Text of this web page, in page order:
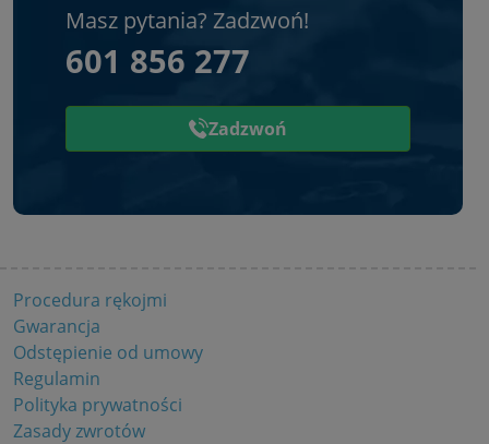
Masz pytania? Zadzwoń!
601 856 277
Zadzwoń
Procedura rękojmi
Gwarancja
Odstępienie od umowy
Regulamin
Polityka prywatności
Zasady zwrotów